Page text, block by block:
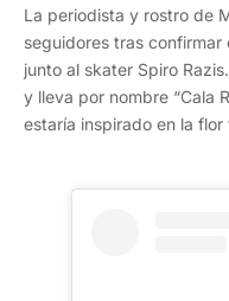
La periodista y rostro de
seguidores tras confirmar
junto al skater Spiro
y lleva por nombre “Cala
estaría inspirado en la